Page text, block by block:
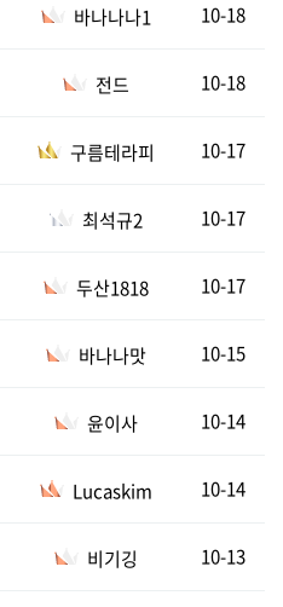
바나나나1 10-18
전드 10-18
구름테라피 10-17
최석규2 10-17
두산1818 10-17
바나나맛 10-15
윤이사 10-14
Lucaskim 10-14
비기깅 10-13